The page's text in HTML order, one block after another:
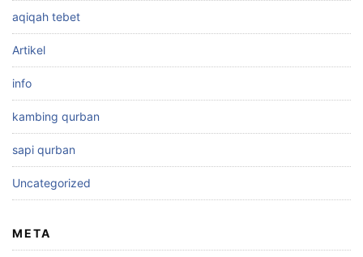
aqiqah tebet
Artikel
info
kambing qurban
sapi qurban
Uncategorized
META